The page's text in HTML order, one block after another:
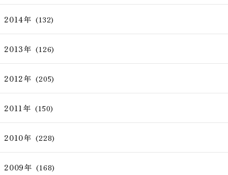
2014年 (132)
2013年 (126)
2012年 (205)
2011年 (150)
2010年 (228)
2009年 (168)